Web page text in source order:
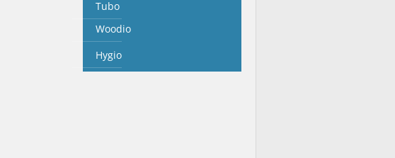
Tubo
Woodio
Hygio